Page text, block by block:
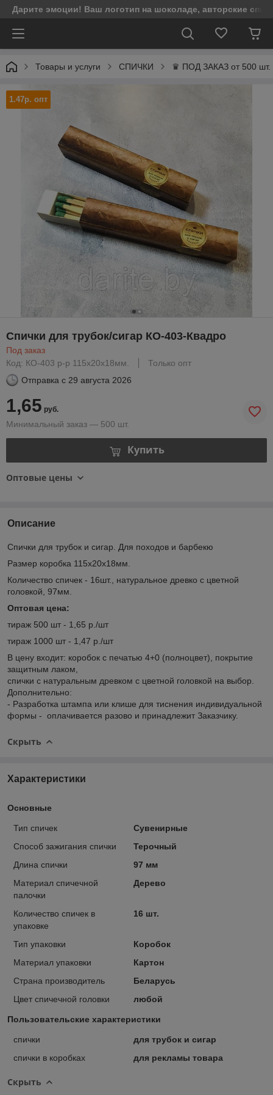
Дарите эмоции! Ваш логотип на шоколаде, авторские
Товары и услуги СПИЧКИ ♛ ПОД ЗАКАЗ от 500 шт.
1.47р. опт
Спички для трубок/сигар КО-403-Квадро
Под заказ
Код: КО-403 р-р 115х20х18мм.
Только опт
Отправка с 29 августа 2026
1,65 руб.
Минимальный заказ — 500 шт.
Купить
Оптовые цены
Описание
Спички для трубок и сигар. Для походов и барбекю
Размер коробка 115х20х18мм.
Количество спичек - 16шт., натуральное древко с цветной
головкой, 97мм.
Оптовая цена:
тираж 500 шт - 1,65 р./шт
тираж 1000 шт - 1,47 р./шт
В цену входит: коробок с печатью 4+0 (полноцвет), покрытие
защитным лаком,
спички с натуральным древком с цветной головкой на выбор.
Дополнительно:
- Разработка штампа или клише для тиснения индивидуальной
формы - оплачивается разово и принадлежит Заказчику.
Скрыть
Характеристики
Основные
Тип спичек
Сувенирные
Способ зажигания спички
Терочный
Длина спички
97 мм
Материал спичечной
палочки
Дерево
Количество спичек в
упаковке
16 шт.
Тип упаковки
Коробок
Материал упаковки
Картон
Страна производитель
Беларусь
Цвет спичечной головки
любой
Пользовательские характеристики
спички
для трубок и сигар
спички в коробках
для рекламы товара
Скрыть